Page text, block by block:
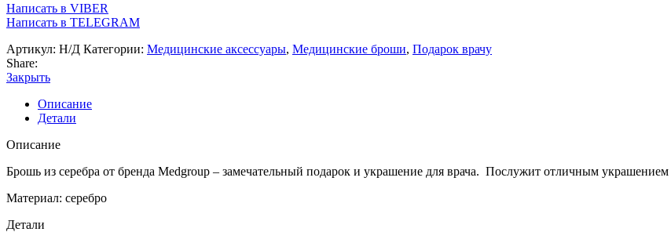
Написать в VIBER
Написать в TELEGRAM
Артикул: Н/Д Категории: Медицинские аксессуары, Медицинские броши, Подарок врачу
Share:
Закрыть
Описание
Детали
Описание
Брошь из серебра от бренда Medgroup – замечательный подарок и украшение для врача. Послужит отличным
Материал: серебро
Детали